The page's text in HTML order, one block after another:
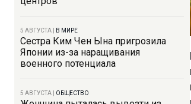
5 АВГУСТА В МИРЕ
Сестра Ким Чен Ына пригрозила
Японии из-за наращивания
военного потенциала
5 АВГУСТА ОБЩЕСТВО